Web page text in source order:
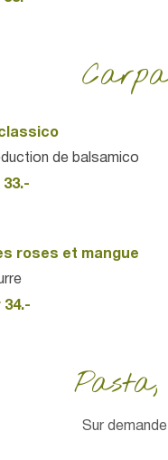
de balsamico
33.-
roses et mangue
34.-
Sur